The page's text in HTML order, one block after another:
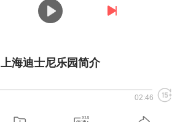
上海迪士尼乐园简介
02:46